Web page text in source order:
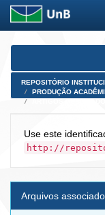
Skip
REPOSITÓRIO
PRODUÇÃO
Use este
http://
Arquivos